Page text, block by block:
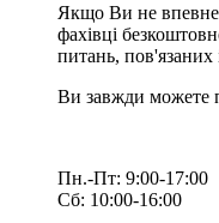
Якщо Ви не
фахівці
питань,
Ви завжди можете
Пн.-Пт: 9:00-17:00
Сб: 10:00-16:00